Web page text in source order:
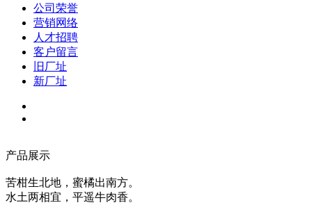
公司荣誉
营销网络
人才招聘
客户留言
旧厂址
新厂址
产品展示
苦柑生北地，蜜橘出南方。
水土两相宜，平遥牛肉香。